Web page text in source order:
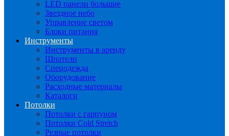
LED панели большие
Звездное небо
Управление светом
Блоки питания
Инструменты
Инструменты в аренду
Шпатели
Спецодежда
Оборудование
Расходные материалы
Каталоги
Потолки
Потолки с гарпуном
Потолки Cold Stretch
Резные потолки